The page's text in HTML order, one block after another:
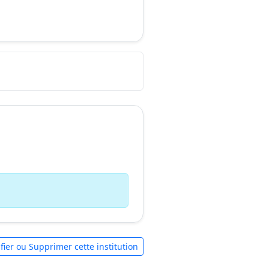
ou Supprimer cette institution